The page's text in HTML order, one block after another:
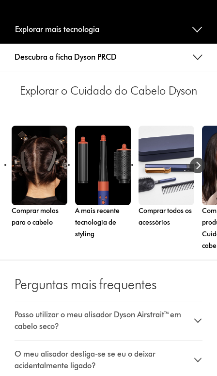
Explorar mais tecnologia
Descubra a ficha Dyson PRCD
Explorar o Cuidado do Cabelo Dyson
Comprar molas
para o cabelo
A mais recente
tecnologia de
styling
Comprar todos os
acessórios
Perguntas mais frequentes
Posso utilizar o meu alisador Dyson Airstrait™ em
cabelo seco?
O meu alisador desliga-se se eu o deixar
acidentalmente ligado?